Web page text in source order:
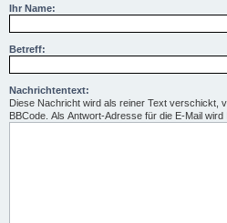
Ihr Name:
Betreff:
Nachrichtentext:
Diese Nachricht wird als reiner Text verschickt,
BBCode. Als Antwort-Adresse für die E-Mail